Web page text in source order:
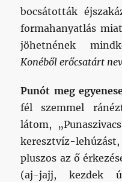
bocsátották
formahanyatlás
jöhetnének
Konéből erőcsatárt
Punót meg
fél szemmel
látom,
keresztvíz-
pluszos az ő
(aj-jajj, kezdek